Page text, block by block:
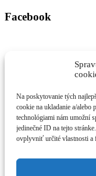
Na poskytovanie tých
cookie na ukladanie a/alebo
technológiami nám umožní
jedinečné ID na tejto
ovplyvniť určité vlastnosti a
Facebook
Kliknutím prijmete